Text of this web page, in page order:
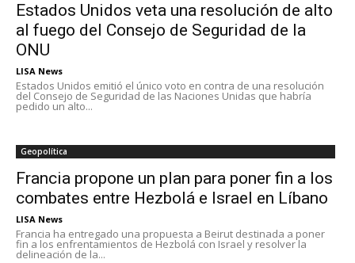
Estados Unidos veta una resolución de alto
al fuego del Consejo de Seguridad de la
ONU
LISA News
Estados Unidos emitió el único voto en contra de una resolución
del Consejo de Seguridad de las Naciones Unidas que habría
pedido un alto...
Geopolítica
Francia propone un plan para poner fin a los
combates entre Hezbolá e Israel en Líbano
LISA News
Francia ha entregado una propuesta a Beirut destinada a poner
fin a los enfrentamientos de Hezbolá con Israel y resolver la
delineación de la...